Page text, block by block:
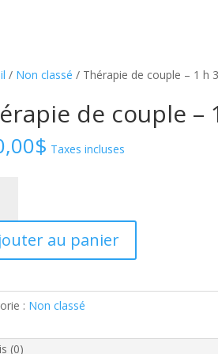
/ Non classé / Thérapie de couple – 1 h
de couple –
$ Taxes incluses
au panier
: Non classé
(0)